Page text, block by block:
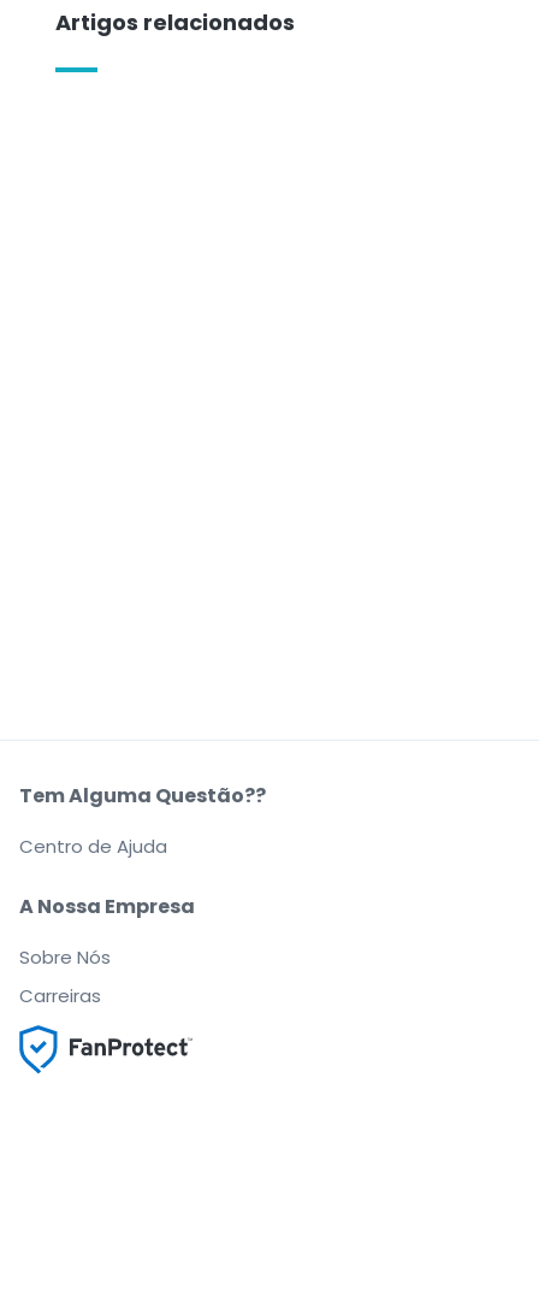
Artigos relacionados
A Nossa Empresa
Sobre Nós
Carreiras
Tem Alguma Questão??
Centro de Ajuda